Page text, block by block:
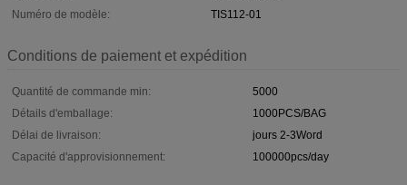
Numéro de modèle:
TIS112-01
Conditions de paiement et expédition
Quantité de commande min:
5000
Détails d'emballage:
1000PCS/BAG
Délai de livraison:
jours 2-3Word
Capacité d'approvisionnement:
100000pcs/day